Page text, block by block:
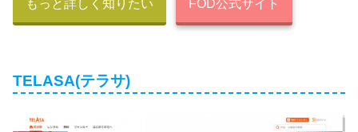
もっと詳しく知りたい FOD公式サイト
TELASA(テラサ)